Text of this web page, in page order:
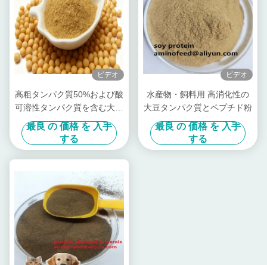
ビデオ
高粗タンパク質50%および酸
可溶性タンパク質を含む大豆
タンパク質飼料添加物、チャ
ンクペットフードおよび家畜
飼料用
最良 の 価格 を 入手
する
ビデオ
水産物・飼料用 高消化性の
大豆タンパク質とペプチド粉
最良 の 価格 を 入手
する